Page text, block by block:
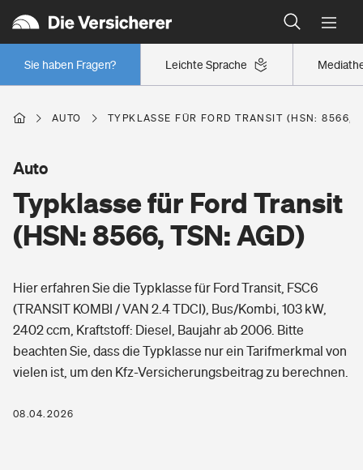
Leichte Sprache
Sie haben Fragen?
Wer versichert was: Jetzt Versicherer finden
Regionalklassen: So ist Ihre Region eingestuft
Wer versichert was: Jetzt Versicherer finden
Berufsunfähigkeitsversicherung
Erwerbsunfähigkeitsversicherung
Grundfähigkeitsversicherung
Arbeitsrechtsschutz
Berufshaftpflichtversicherung
Zur Übersicht
Wohnen
Freizeit
Pri­vate Haft­pflicht­
Gesundheit
Private Krankenversicherung
AUTO TYPKLASSE FÜR FORD TRANSIT (HSN: 8566,
Typklasse für Ford Transit
(HSN: 8566, TSN: AGD)
Auto
Hier erfahren Sie die Typklasse für Ford Transit, FSC6
(TRANSIT KOMBI / VAN 2.4 TDCI), Bus/Kombi, 103 kW,
2402 ccm, Kraftstoff: Diesel, Baujahr ab 2006. Bitte
beachten Sie, dass die Typklasse nur ein Tarifmerkmal von
vielen ist, um den Kfz-Versicherungsbeitrag zu berechnen.
08.04.2026